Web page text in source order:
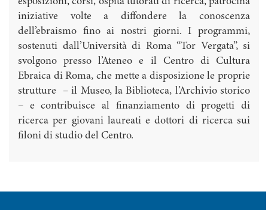
iniziative volte a diffondere la conoscenza
dell’ebraismo fino ai nostri giorni. I programmi,
sostenuti dall’Università di Roma “Tor Vergata”, si
svolgono presso l’Ateneo e il Centro di Cultura
Ebraica di Roma, che mette a disposizione le proprie
strutture – il Museo, la Biblioteca, l’Archivio storico
– e contribuisce al finanziamento di progetti di
ricerca per giovani laureati e dottori di ricerca sui
filoni di studio del Centro.